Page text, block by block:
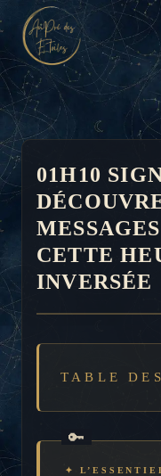
Aller
au
contenu
01H10
CETTE
INVERSÉE
TABLE
✦